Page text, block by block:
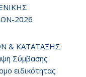
2026
& ΚΑΤΑΤΑΞΗΣ
Σύμβασης
ειδικότητας